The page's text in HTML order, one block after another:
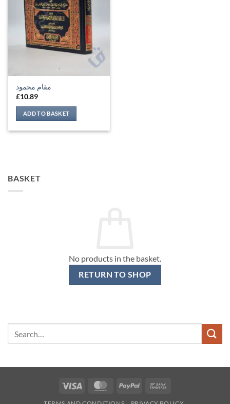
مقام محمود
£10.89
ADD TO BASKET
BASKET
No products in the basket.
RETURN TO SHOP
Visa MasterCardPayPal